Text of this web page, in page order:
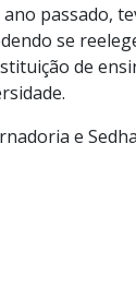
passado,
se
de
e